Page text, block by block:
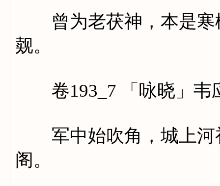
曾为老茯神，本是寒
觌。
卷193_7 「咏晓」韦
军中始吹角，城上河
阁。